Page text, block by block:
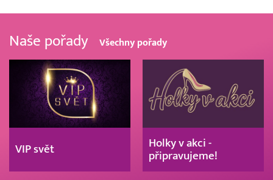
Naše pořady Všechny pořady
VIP svět
Holky v akci -
připravujeme!